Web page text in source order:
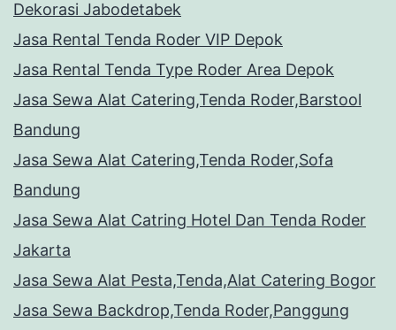
Dekorasi Jabodetabek
Jasa Rental Tenda Roder VIP Depok
Jasa Rental Tenda Type Roder Area Depok
Jasa Sewa Alat Catering,Tenda Roder,Barstool
Bandung
Jasa Sewa Alat Catering,Tenda Roder,Sofa
Bandung
Jasa Sewa Alat Catring Hotel Dan Tenda Roder
Jakarta
Jasa Sewa Alat Pesta,Tenda,Alat Catering Bogor
Jasa Sewa Backdrop,Tenda Roder,Panggung